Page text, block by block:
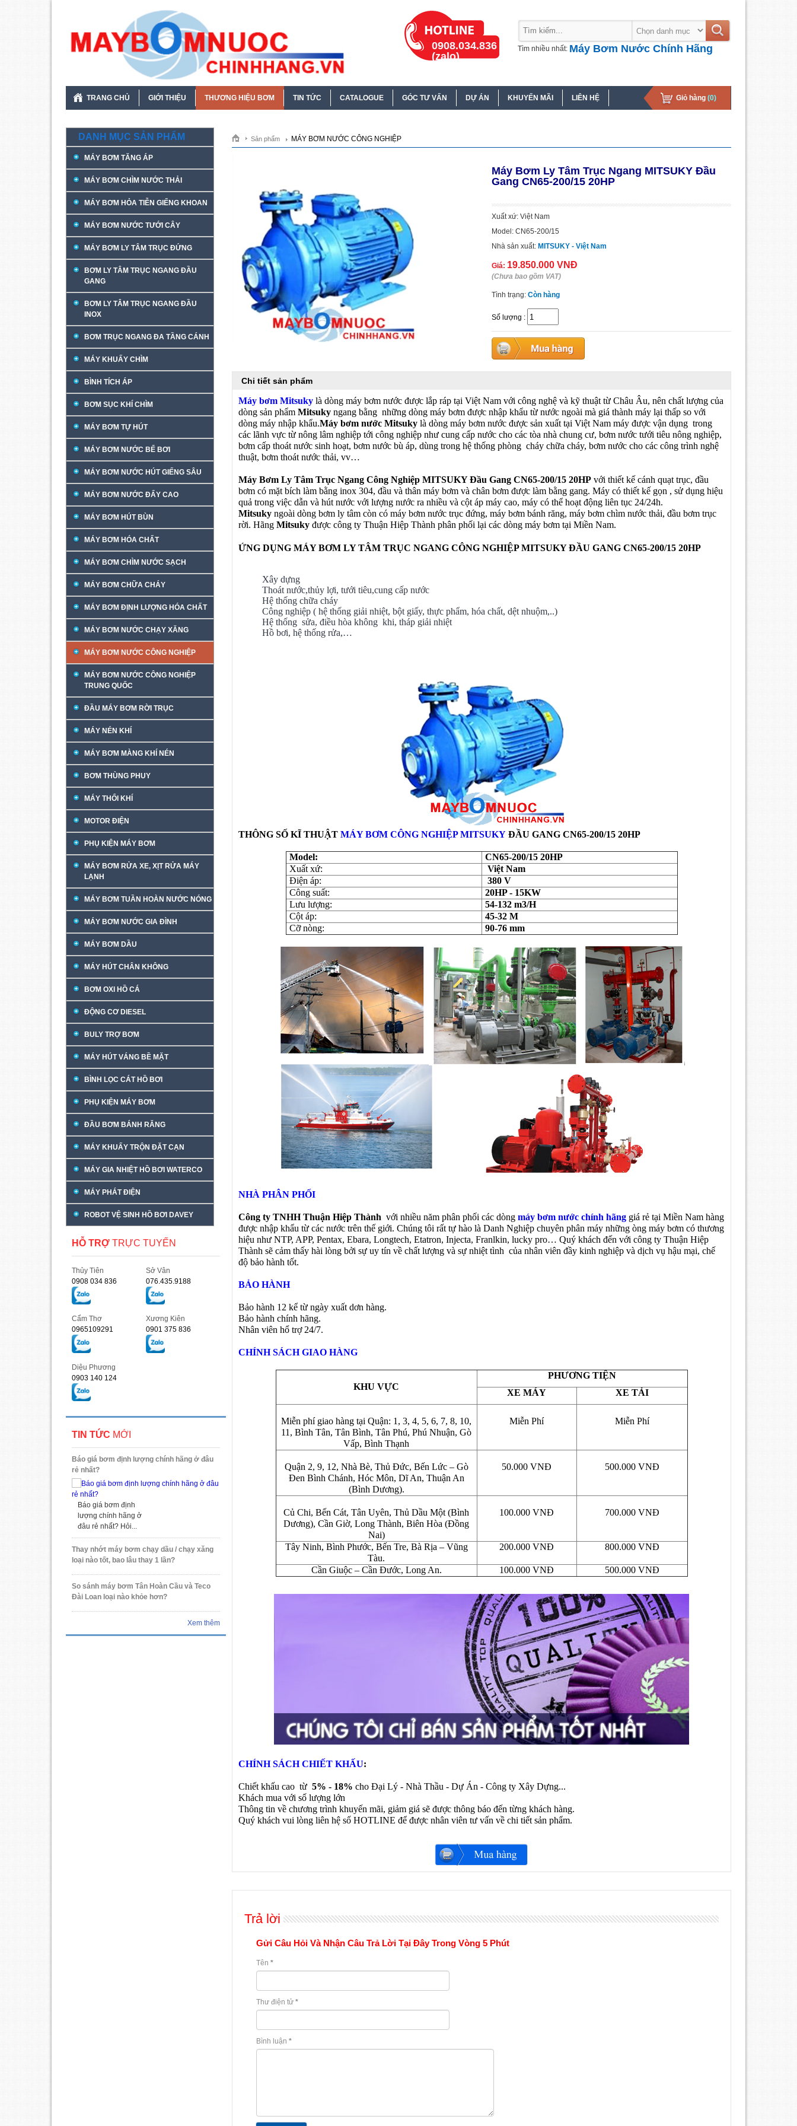
Tìm nhiều nhất: Máy Bơm Nước Chính Hãng
0908.034.836
(zalo)
TRANG CHỦ GIỚI THIỆU THƯƠNG HIỆU BƠM TIN TỨC CATALOGUE GÓC TƯ VẤN DỰ ÁN KHUYẾN MÃI LIÊN HỆ Giỏ hàng (0)
DANH MỤC SẢN PHẨM
MÁY BƠM TĂNG ÁP
MÁY BƠM CHÌM NƯỚC THẢI
MÁY BƠM HỎA TIỄN GIẾNG KHOAN
MÁY BƠM NƯỚC TƯỚI CÂY
MÁY BƠM LY TÂM TRỤC ĐỨNG
BƠM LY TÂM TRỤC NGANG ĐẦU
GANG
BƠM LY TÂM TRỤC NGANG ĐẦU
INOX
BƠM TRỤC NGANG ĐA TẦNG CÁNH
MÁY KHUẤY CHÌM
BÌNH TÍCH ÁP
BƠM SỤC KHÍ CHÌM
MÁY BƠM TỰ HÚT
MÁY BƠM NƯỚC BỂ BƠI
MÁY BƠM NƯỚC HÚT GIẾNG SÂU
MÁY BƠM NƯỚC ĐẨY CAO
MÁY BƠM HÚT BÙN
MÁY BƠM HÓA CHẤT
MÁY BƠM CHÌM NƯỚC SẠCH
MÁY BƠM CHỮA CHÁY
MÁY BƠM ĐỊNH LƯỢNG HÓA CHẤT
MÁY BƠM NƯỚC CHẠY XĂNG
MÁY BƠM NƯỚC CÔNG NGHIỆP
MÁY BƠM NƯỚC CÔNG NGHIỆP
TRUNG QUỐC
ĐẦU MÁY BƠM RỜI TRỤC
MÁY NÉN KHÍ
MÁY BƠM MÀNG KHÍ NÉN
BƠM THÙNG PHUY
MÁY THỔI KHÍ
MOTOR ĐIỆN
PHỤ KIỆN MÁY BƠM
MÁY BƠM RỬA XE, XỊT RỬA MÁY
LẠNH
MÁY BƠM TUẦN HOÀN NƯỚC NÓNG
MÁY BƠM NƯỚC GIA ĐÌNH
MÁY BƠM DẦU
MÁY HÚT CHÂN KHÔNG
BƠM OXI HỒ CÁ
ĐỘNG CƠ DIESEL
BULY TRỢ BƠM
MÁY HÚT VÁNG BỀ MẶT
BÌNH LỌC CÁT HỒ BƠI
PHỤ KIỆN MÁY BƠM
ĐẦU BƠM BÁNH RĂNG
MÁY KHUẤY TRỘN ĐẶT CẠN
MÁY GIA NHIỆT HỒ BƠI WATERCO
MÁY PHÁT ĐIỆN
ROBOT VỆ SINH HỒ BƠI DAVEY
HỖ TRỢ TRỰC TUYẾN
Thủy Tiên
0908 034 836
Sở Vân
076.435.9188
Cẩm Thơ
0965109291
Xương Kiên
0901 375 836
Diệu Phương
0903 140 124
TIN TỨC MỚI
Báo giá bơm định lượng chính hãng ở đâu
rẻ nhất?
Báo giá bơm định
lượng chính hãng ở
đâu rẻ nhất? Hỏi...
Thay nhớt máy bơm chạy dầu / chạy xăng
loại nào tốt, bao lâu thay 1 lần?
So sánh máy bơm Tân Hoàn Cầu và Teco
Đài Loan loại nào khỏe hơn?
Xem thêm
Sản phẩm MÁY BƠM NƯỚC CÔNG NGHIỆP
Máy Bơm Ly Tâm Trục Ngang MITSUKY Đầu
Gang CN65-200/15 20HP
Xuất xứ: Việt Nam
Model: CN65-200/15
Nhà sản xuất: MITSUKY - Việt Nam
Giá: 19.850.000 VNĐ
(Chưa bao gồm VAT)
Tình trạng: Còn hàng
Số lượng :
Chi tiết sản phẩm
Máy bơm Mitsuky là dòng máy bơm nước được lắp ráp tại Việt Nam với công nghệ và kỹ thuật từ Châu Âu, nên chất lượng của
dòng sản phẩm Mitsuky ngang bằng những dòng máy bơm được nhập khẩu từ nước ngoài mà giá thành máy lại thấp so với
dòng máy nhập khẩu.Máy bơm nước Mitsuky là dòng máy bơm nước được sản xuất tại Việt Nam máy được vận dụng trong
các lãnh vực từ nông lâm nghiệp tới công nghiệp như cung cấp nước cho các tòa nhà chung cư, bơm nước tưới tiêu nông nghiệp,
bơm cấp thoát nước sinh hoạt, bơm nước bù áp, dùng trong hệ thống phòng cháy chữa cháy, bơm nước cho các công trình nghệ
thuật, bơm thoát nước thải, vv…
Máy Bơm Ly Tâm Trục Ngang Công Nghiệp MITSUKY Đầu Gang CN65-200/15 20HP với thiết kế cánh quạt trục, đầu
bơm có mặt bích làm bằng inox 304, đầu và thân máy bơm và chân bơm được làm bằng gang. Máy có thiết kế gọn , sử dụng hiệu
quả trong việc dẫn và hút nước với lượng nước ra nhiều và cột áp máy cao, máy có thể hoạt động liên tục 24/24h.
Mitsuky ngoài dòng bơm ly tâm còn có máy bơm nước trục đứng, máy bơm bánh răng, máy bơm chìm nước thải, đầu bơm trục
rời. Hãng Mitsuky được công ty Thuận Hiệp Thành phân phối lại các dòng máy bơm tại Miền Nam.
ỨNG DỤNG MÁY BƠM LY TÂM TRỤC NGANG CÔNG NGHIỆP MITSUKY ĐẦU GANG CN65-200/15 20HP
Xây dựng
Thoát nước,thủy lợi, tưới tiêu,cung cấp nước
Hệ thống chữa cháy
Công nghiệp ( hệ thống giải nhiệt, bột giấy, thực phẩm, hóa chất, dệt nhuộm,..)
Hệ thống sửa, điều hòa không khi, tháp giải nhiệt
Hồ bơi, hệ thống rửa,…
THÔNG SỐ KĨ THUẬT MÁY BƠM CÔNG NGHIỆP MITSUKY ĐẦU GANG CN65-200/15 20HP
Model:
CN65-200/15 20HP
Xuất xứ:
Việt Nam
Điện áp:
380 V
Công suất:
20HP - 15KW
Lưu lượng:
54-132 m3/H
Cột áp:
45-32 M
Cỡ nòng:
90-76 mm
NHÀ PHÂN PHỐI
Công ty TNHH Thuận Hiệp Thành với nhiều năm phân phối các dòng máy bơm nước chính hãng giá rẻ tại Miền Nam hàng
được nhập khẩu từ các nước trên thế giới. Chúng tôi rất tự hào là Danh Nghiệp chuyên phân máy những òng máy bơm có thương
hiệu như NTP, APP, Pentax, Ebara, Longtech, Etatron, Injecta, Franlkin, lucky pro… Quý khách đến với công ty Thuận Hiệp
Thành sẽ cảm thấy hài lòng bởi sự uy tín về chất lượng và sự nhiệt tình của nhân viên đầy kinh nghiệp và dịch vụ hậu mại, chế
độ bảo hành tốt.
BẢO HÀNH
Bảo hành 12 kể từ ngày xuất dơn hàng.
Bảo hành chính hãng.
Nhân viên hổ trợ 24/7.
CHÍNH SÁCH GIAO HÀNG
KHU VỰC
PHƯƠNG TIỆN
XE MÁY
XE TẢI
Miễn phí giao hàng tại Quận: 1, 3, 4, 5, 6, 7, 8, 10,
11, Bình Tân, Tân Bình, Tân Phú, Phú Nhuận, Gò
Vấp, Bình Thạnh
Miễn Phí Miễn Phí
Quận 2, 9, 12, Nhà Bè, Thủ Đức, Bến Lức – Gò
Đen Bình Chánh, Hóc Môn, Dĩ An, Thuận An
(Bình Dương).
50.000 VNĐ 500.000 VNĐ
Củ Chi, Bến Cát, Tân Uyên, Thủ Dầu Một (Bình
Dương), Cần Giờ, Long Thành, Biên Hòa (Đồng
Nai)
100.000 VNĐ 700.000 VNĐ
Tây Ninh, Bình Phước, Bến Tre, Bà Rịa – Vũng
Tàu.
200.000 VNĐ 800.000 VNĐ
Cần Giuộc – Cần Đước, Long An. 100.000 VNĐ 500.000 VNĐ
CHÍNH SÁCH CHIẾT KHẤU:
Chiết khấu cao từ 5% - 18% cho Đại Lý - Nhà Thầu - Dự Án - Công ty Xây Dựng...
Khách mua với số lượng lớn
Thông tin về chương trình khuyến mãi, giảm giá sẽ được thông báo đến từng khách hàng.
Quý khách vui lòng liên hệ số HOTLINE để được nhân viên tư vấn về chi tiết sản phẩm.
Trả lời
Gửi Câu Hỏi Và Nhận Câu Trả Lời Tại Đây Trong Vòng 5 Phút
Tên *
Thư điện tử *
Bình luận *